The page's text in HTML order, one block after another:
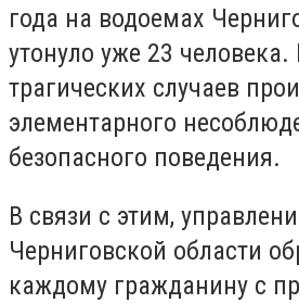
года на водоемах
утонуло уже 23
трагических случаев
элементарного
безопасного поведения.
В связи с этим,
Черниговской области
каждому гражданину с